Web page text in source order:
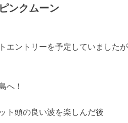
ンクムーン
エントリーを予定していましたが
へ！
ト頭の良い波を楽しんだ後